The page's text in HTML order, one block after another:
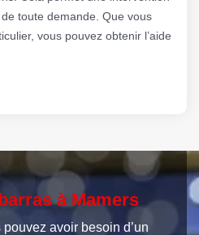
toute demande. Que vous
vous pouvez obtenir l’aide
à Mamers
avoir besoin d’un